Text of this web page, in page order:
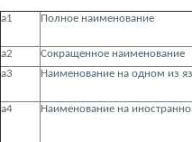
а1 Полное наименование
а2
Сокращенное наименование
а3
Наименование на одном из
а4 Наименование на